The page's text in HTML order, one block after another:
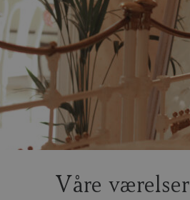
Våre værelser